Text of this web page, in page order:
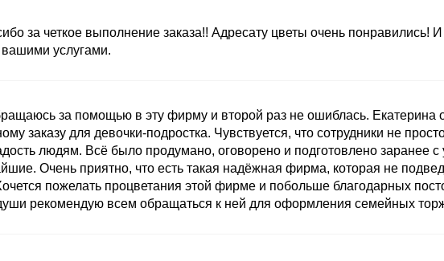
за четкое выполнение заказа!! Адресату цветы очень
вашими услугами.
за помощью в эту фирму и второй раз не ошиблась. Екатерина
заказу для девочки-подростка. Чувствуется, что сотрудники не
людям. Всё было продумано, оговорено и подготовлено заранее
Очень приятно, что есть такая надёжная фирма, которая не
пожелать процветания этой фирме и побольше благодарных
рекомендую всем обращаться к ней для оформления семейных